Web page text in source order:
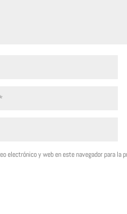
electrónico y web en este navegador para la